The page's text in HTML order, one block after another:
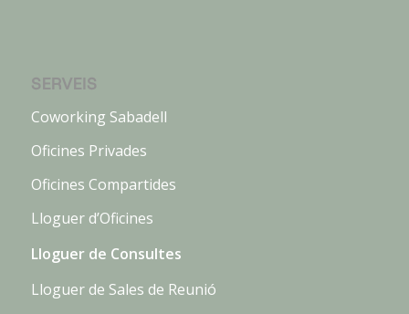
SERVEIS
Coworking Sabadell
Oficines Privades
Oficines Compartides
Lloguer d’Oficines
Lloguer de Consultes
Lloguer de Sales de Reunió